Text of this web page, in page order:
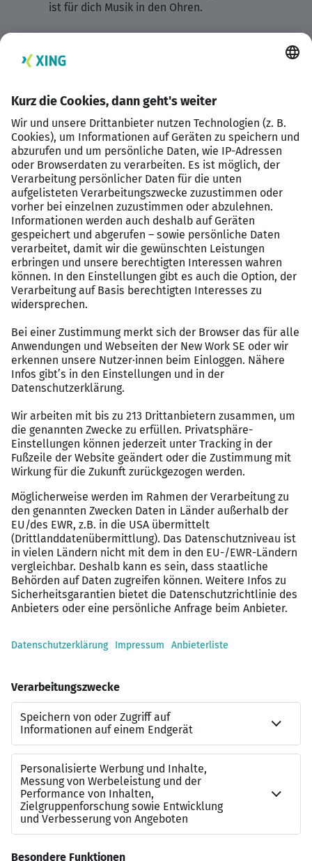
ist für dich Musik in den Ohren.
Zukunft unserer Software mit uns.
Teil-Teamleitung ist eine echte Option!
Profil
Abgeschlossene Ausbildung als PTA / BTA / CTA
ODER mindestens 4 Semester Studium im
Bereich Chemie, Biologie oder Physik
(Grundstudium der Chemie sollte nachweisbar
sein)
Keine Angst vor digitalem Arbeiten
Ein Faible für genaues Arbeiten
Sicherer Umgang mit MS-Office (Word, Excel,
Outlook, PowerPoint,…)
Sehr gute Deutschkenntnisse in Wort und Schrift
(C1 eines anerkannten Prüfinstituts, Goethe)
Gute Englischkenntnisse in Wort und Schrift
Strukturierte, effiziente und selbstständige
Arbeitsweise
Ausgeprägte Servicebereitschaft und
Kundenorientierung
Gutes Zeitmanagement und
Kommunikationsfähigkeit
Benefits
Einarbeiten – arbeiten, wo du am produktivsten
Gleitzeitregelung und Short Fridays für einen
entspannten Start ins Wochenende
Moderne Arbeitsumgebung und ein engagiertes
und sich gegenseitig unterstützendes Team
Spezialisierungs- sowie
Weiterbildungsmöglichkeiten
Viele weitere Extras